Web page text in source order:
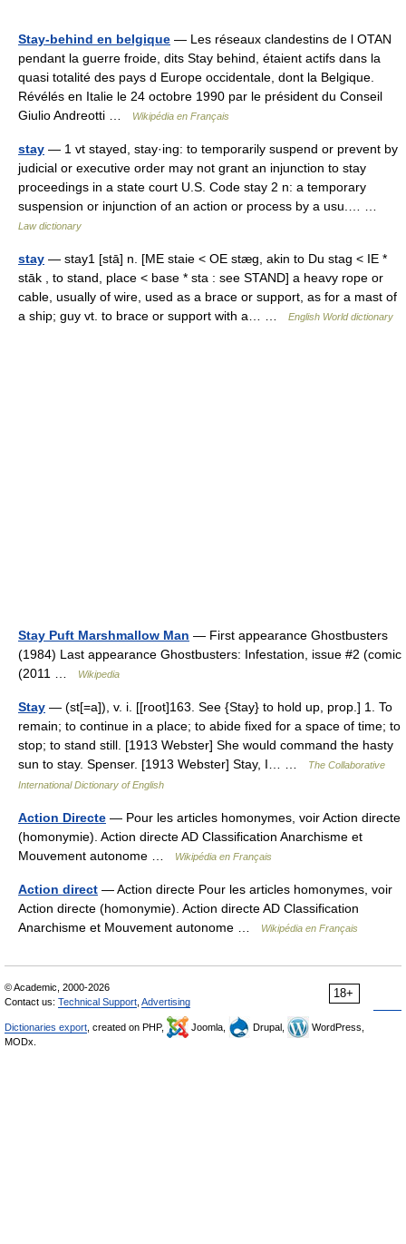
Stay-behind en belgique — Les réseaux clandestins de l OTAN
pendant la guerre froide, dits Stay behind, étaient actifs dans la
quasi totalité des pays d Europe occidentale, dont la Belgique.
Révélés en Italie le 24 octobre 1990 par le président du Conseil
Giulio Andreotti …
Wikipédia en Français
stay — 1 vt stayed, stay·ing: to temporarily suspend or prevent by
judicial or executive order may not grant an injunction to stay
proceedings in a state court U.S. Code stay 2 n: a temporary
suspension or injunction of an action or process by a usu.… …
Law dictionary
stay — stay1 [stā] n. [ME staie < OE stæg, akin to Du stag < IE *
stāk , to stand, place < base * sta : see STAND] a heavy rope or
cable, usually of wire, used as a brace or support, as for a mast of
a ship; guy vt. to brace or support with a… …
English World dictionary
Stay Puft Marshmallow Man — First appearance Ghostbusters
(1984) Last appearance Ghostbusters: Infestation, issue #2 (comic
(2011 …
Wikipedia
Stay — (st[=a]), v. i. [[root]163. See {Stay} to hold up, prop.] 1. To
remain; to continue in a place; to abide fixed for a space of time; to
stop; to stand still. [1913 Webster] She would command the hasty
sun to stay. Spenser. [1913 Webster] Stay, I… …
The Collaborative
International Dictionary of English
Action Directe — Pour les articles homonymes, voir Action directe
(homonymie). Action directe AD Classification Anarchisme et
Mouvement autonome …
Wikipédia en Français
Action direct — Action directe Pour les articles homonymes, voir
Action directe (homonymie). Action directe AD Classification
Anarchisme et Mouvement autonome …
Wikipédia en Français
18+
© Academic, 2000-2026
Contact us: Technical Support Advertising
Dictionaries export , created on PHP, Joomla, Drupal,
WordPress,
MODx.